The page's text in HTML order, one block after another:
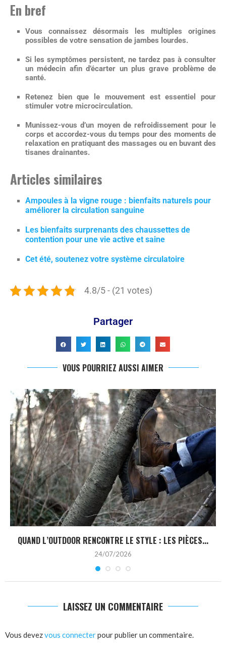
En bref
Vous connaissez désormais les multiples origines
possibles de votre sensation de jambes lourdes.
Si les symptômes persistent, ne tardez pas à consulter
un médecin afin d’écarter un plus grave problème de
santé.
Retenez bien que le mouvement est essentiel pour
stimuler votre microcirculation.
Munissez-vous d’un moyen de refroidissement pour le
corps et accordez-vous du temps pour des moments de
relaxation en pratiquant des massages ou en buvant des
tisanes drainantes.
Articles similaires
Ampoules à la vigne rouge : bienfaits naturels pour
améliorer la circulation sanguine
Les bienfaits surprenants des chaussettes de
contention pour une vie active et saine
Cet été, soutenez votre système circulatoire
4.8/5 - (21 votes)
Partager
VOUS POURRIEZ AUSSI AIMER
QUAND L’OUTDOOR RENCONTRE LE STYLE : LES PIÈCES...
24/07/2026
LAISSEZ UN COMMENTAIRE
Vous devezvous connecterpour publier un commentaire.